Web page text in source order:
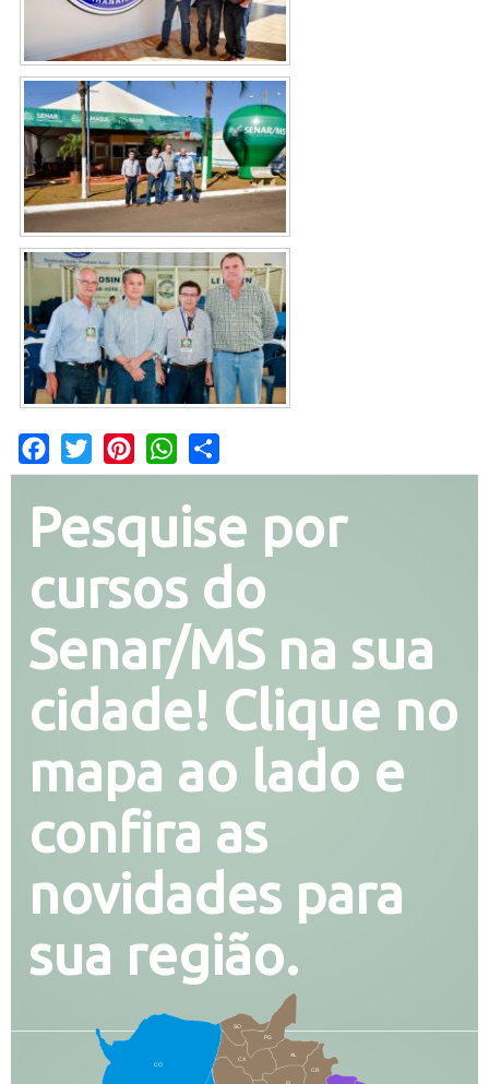
Facebook
Twitter PinterestWhatsApp
Pesquise por
cursos do
Senar/MS na sua
cidade! Clique no
mapa ao lado e
confira as
novidades para
sua região.
CO
CX
AL
CR
PG
SO